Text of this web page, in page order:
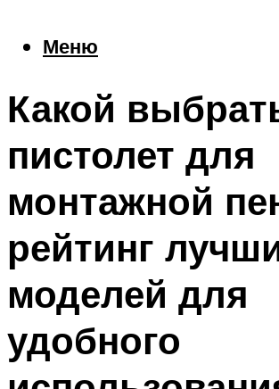
Меню
Какой
пистолет для
монтажной
рейтинг
моделей для
удобного